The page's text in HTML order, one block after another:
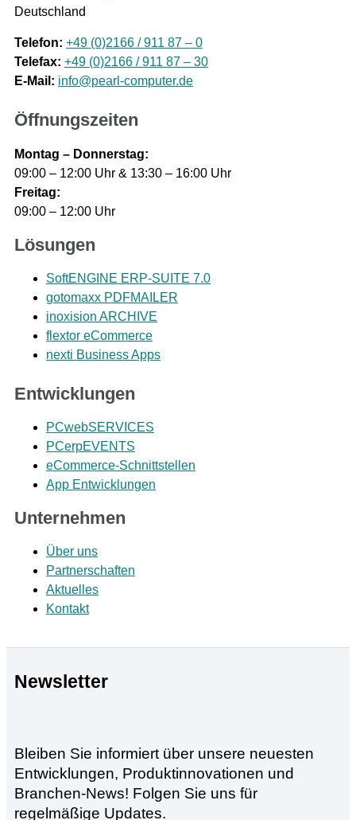
Deutschland
Telefon: +49 (0)2166 / 911 87 – 0
Telefax: +49 (0)2166 / 911 87 – 30
E-Mail: info@pearl-computer.de
Öffnungszeiten
Montag – Donnerstag:
09:00 – 12:00 Uhr & 13:30 – 16:00 Uhr
Freitag:
09:00 – 12:00 Uhr
Lösungen
SoftENGINE ERP-SUITE 7.0
gotomaxx PDFMAILER
inoxision ARCHIVE
flextor eCommerce
nexti Business Apps
Entwicklungen
PCwebSERVICES
PCerpEVENTS
eCommerce-Schnittstellen
App Entwicklungen
Unternehmen
Über uns
Partnerschaften
Aktuelles
Kontakt
Newsletter
Bleiben Sie informiert über unsere neuesten
Entwicklungen, Produktinnovationen und
Branchen-News! Folgen Sie uns für
regelmäßige Updates.